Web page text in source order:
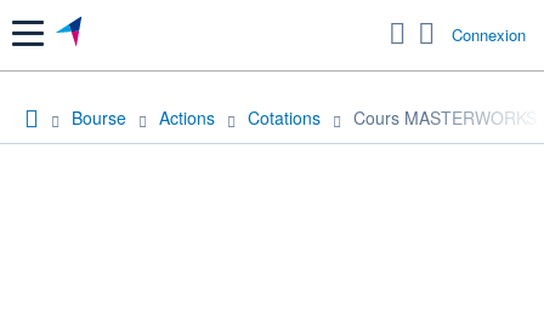
Menu Connexion
Bourse Actions Cotations Cours MASTERWORKS